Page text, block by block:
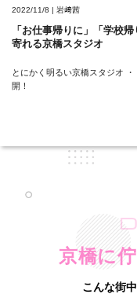
2022/11/8 | 岩﨑茜
「お仕事帰りに」「学校
寄れる京橋スタジオ
とにかく明るい京橋スタジオ
開！
京橋に
こんな街